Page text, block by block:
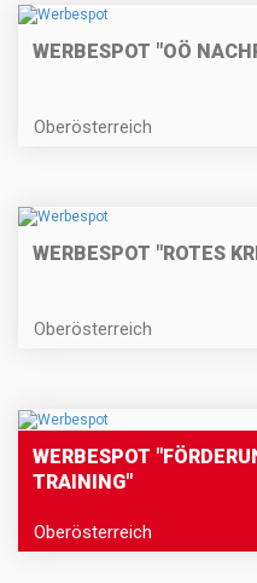
WERBESPOT "OÖ
Oberösterreich
WERBESPOT "ROTES
Oberösterreich
WERBESPOT
TRAINING"
Oberösterreich